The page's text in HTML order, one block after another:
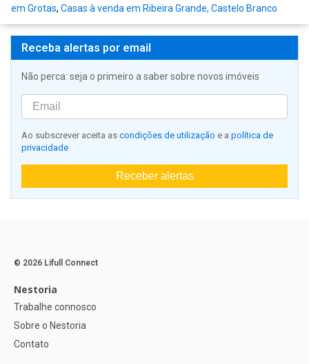
em Grotas, Casas à venda em Ribeira Grande, Castelo Branco
Receba alertas por email
Não perca: seja o primeiro a saber sobre novos imóveis
Ao subscrever aceita as condições de utilização e a política de
privacidade
Receber alertas
© 2026 Lifull Connect
Nestoria
Trabalhe connosco
Sobre o Nestoria
Contato